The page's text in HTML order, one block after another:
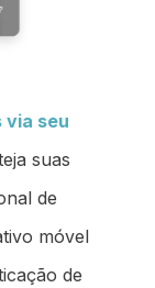
seu
suas
de
móvel
de